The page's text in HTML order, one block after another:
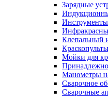
Зарядные
Инструменты
Клепальный
Краскопульты
Мойки для
Манометры
Сварочное
Сварочные